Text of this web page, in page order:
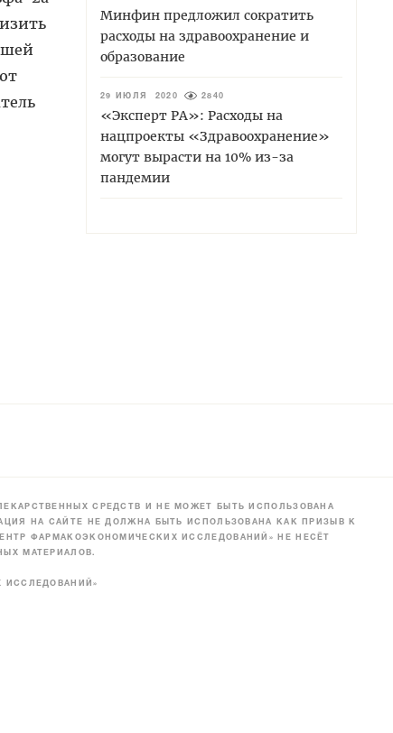
Минфин предложил сократить
расходы на здравоохранение и
образование
29 ИЮЛЯ 2020 2840
«Эксперт РА»: Расходы на
нацпроекты «Здравоохранение»
могут вырасти на 10% из-за
пандемии
СРЕДСТВ И НЕ МОЖЕТ БЫТЬ ИСПОЛЬЗОВАНА
НА САЙТЕ НЕ ДОЛЖНА БЫТЬ ИСПОЛЬЗОВАНА КАК ПРИЗЫВ К
ФАРМАКОЭКОНОМИЧЕСКИХ ИССЛЕДОВАНИЙ» НЕ НЕСЁТ
МАТЕРИАЛОВ.
ИССЛЕДОВАНИЙ»